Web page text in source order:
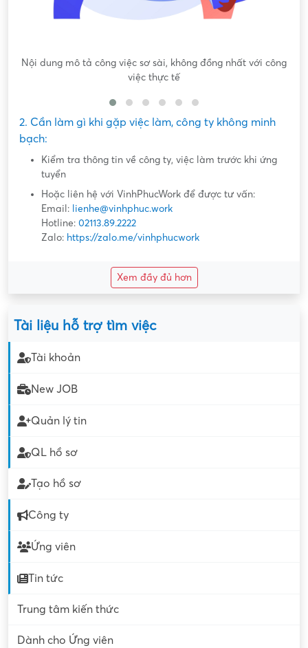
Nội dung mô tả công việc sơ sài, không đồng nhất với công
việc thực tế
2. Cần làm gì khi gặp việc làm, công ty không minh
bạch:
Kiểm tra thông tin về công ty, việc làm trước khi ứng
tuyển
Hoặc liên hệ với VinhPhucWork để được tư vấn:
Email: lienhe@vinhphuc.work
Hotline: 02113.89.2222
Zalo: https://zalo.me/vinhphucwork
Xem đầy đủ hơn
Tài liệu hỗ trợ tìm việc
Tài khoản
New JOB
Quản lý tin
QL hồ sơ
Tạo hồ sơ
Công ty
Ứng viên
Tin tức
Trung tâm kiến thức
Dành cho Ứng viên